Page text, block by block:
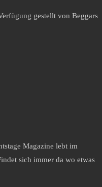
gestellt von Beggars
Magazine lebt im
sich immer da wo etwas